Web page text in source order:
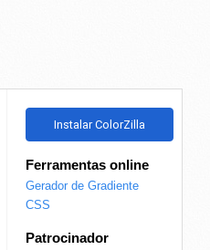
Instalar ColorZilla
Ferramentas online
Gerador de Gradiente
CSS
Patrocinador